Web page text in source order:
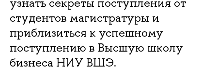
студентов магистратуры и
приблизиться к успешному
поступлению в Высшую школу
бизнеса НИУ ВШЭ.